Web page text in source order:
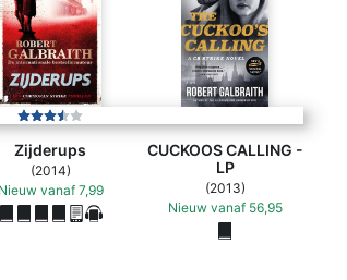
Galbraith (ISBN 9782253001713)
Zijderups
(2014)
Nieuw vanaf 7,99
CUCKOOS CALLING -
LP
(2013)
Nieuw vanaf 56,95